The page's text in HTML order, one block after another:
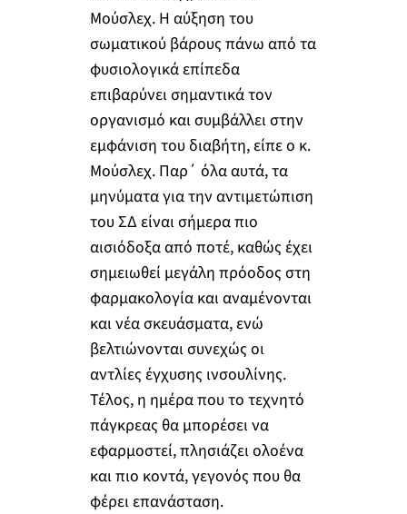
Μούσλεχ. Η αύξηση του
σωματικού βάρους πάνω από τα
φυσιολογικά επίπεδα
επιβαρύνει σημαντικά τον
οργανισμό και συμβάλλει στην
εμφάνιση του διαβήτη, είπε ο κ.
Μούσλεχ. Παρ΄ όλα αυτά, τα
μηνύματα για την αντιμετώπιση
του ΣΔ είναι σήμερα πιο
αισιόδοξα από ποτέ, καθώς έχει
σημειωθεί μεγάλη πρόοδος στη
φαρμακολογία και αναμένονται
και νέα σκευάσματα, ενώ
βελτιώνονται συνεχώς οι
αντλίες έγχυσης ινσουλίνης.
Τέλος, η ημέρα που το τεχνητό
πάγκρεας θα μπορέσει να
εφαρμοστεί, πλησιάζει ολοένα
και πιο κοντά, γεγονός που θα
φέρει επανάσταση.